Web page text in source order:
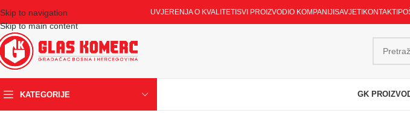
Skip to navigation
Skip to main content
UVJERENJA O KVALITETI SVI PROIZVODI O KOMPANIJI SAVJETI KONTAKTI
KATEGORIJE GK